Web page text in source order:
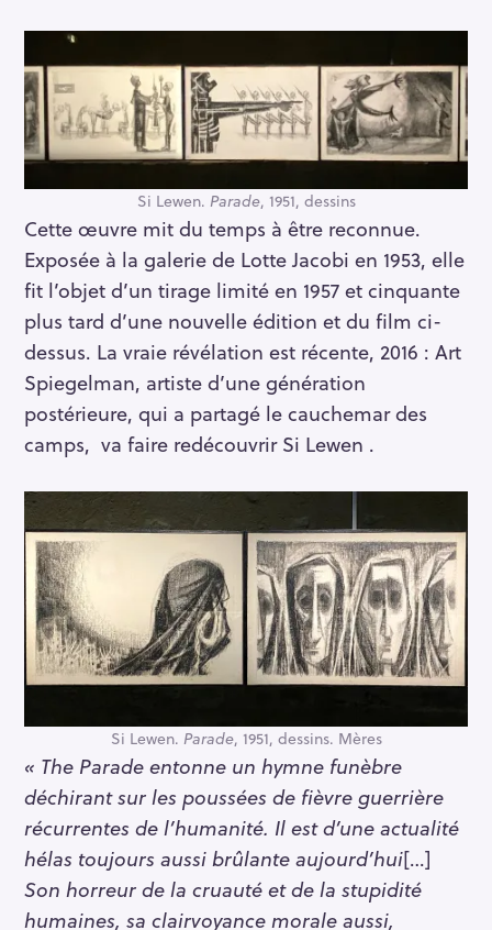
Si Lewen. Parade, 1951, dessins
Cette œuvre mit du temps à être reconnue.
Exposée à la galerie de Lotte Jacobi en 1953, elle
fit l’objet d’un tirage limité en 1957 et cinquante
plus tard d’une nouvelle édition et du film ci-
dessus. La vraie révélation est récente, 2016 : Art
Spiegelman, artiste d’une génération
postérieure, qui a partagé le cauchemar des
camps, va faire redécouvrir Si Lewen .
Si Lewen. Parade, 1951, dessins. Mères
« The Parade entonne un hymne funèbre
déchirant sur les poussées de fièvre guerrière
récurrentes de l’humanité. Il est d’une actualité
hélas toujours aussi brûlante aujourd’hui[…]
Son horreur de la cruauté et de la stupidité
humaines, sa clairvoyance morale aussi,